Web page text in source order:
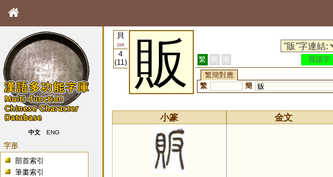
中文 ENG
字形
部首索引
筆畫索引
貝
154
4
(11)
販 繁 簡 港
異讀字
繁簡對應
繁
簡 贩
小篆 金文